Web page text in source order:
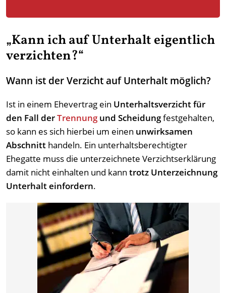
„Kann ich auf Unterhalt eigentlich
verzichten?“
Wann ist der Verzicht auf Unterhalt möglich?
Ist in einem Ehevertrag ein Unterhaltsverzicht für
den Fall derTrennungund Scheidungfestgehalten,
so kann es sich hierbei um einen unwirksamen
Abschnitt handeln. Ein unterhaltsberechtigter
Ehegatte muss die unterzeichnete Verzichtserklärung
damit nicht einhalten und kann trotz Unterzeichnung
Unterhalt einfordern.